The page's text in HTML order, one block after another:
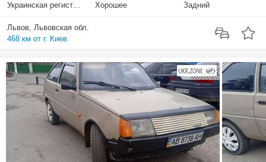
Украинская регистрация
Хорошее Задний
Львов, Львовская обл.
468 км от г. Киев